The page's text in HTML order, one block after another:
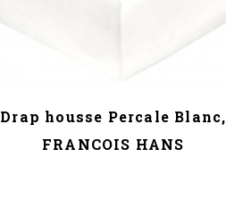
Drap housse Percale Blanc,
FRANCOIS HANS